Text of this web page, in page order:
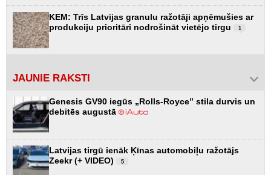
KEM: Trīs Latvijas granulu ražotāji apņēmušies ar
produkciju prioritāri nodrošināt vietējo tirgu
1
JAUNIE RAKSTI
Genesis GV90 iegūs „Rolls-Royce” stila durvis un
debitēs augustā
Latvijas tirgū ienāk Ķīnas automobiļu ražotājs
Zeekr (+ VIDEO)
5